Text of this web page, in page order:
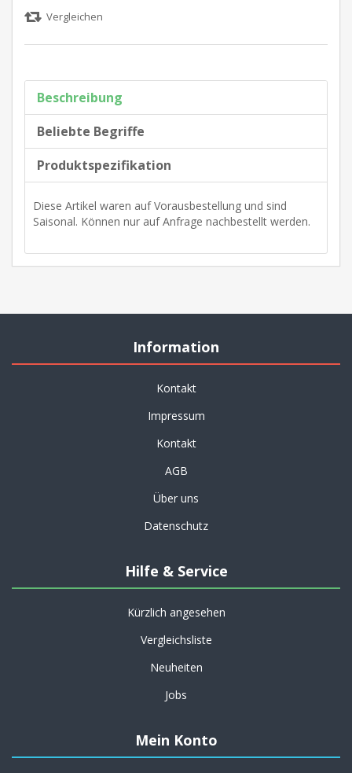
Beschreibung
Beliebte Begriffe
Produktspezifikation
Diese Artikel waren auf Vorausbestellung und sind
Saisonal. Können nur auf Anfrage nachbestellt werden.
Information
Kontakt
Impressum
Kontakt
AGB
Über uns
Datenschutz
Hilfe & Service
Kürzlich angesehen
Vergleichsliste
Neuheiten
Jobs
Mein Konto